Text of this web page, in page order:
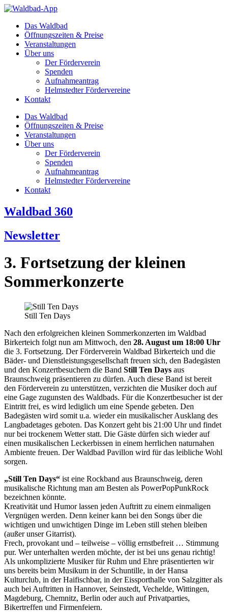
Zum
springenDas Waldbad
Öffnungszeiten & Preise
Veranstaltungen
Über uns
Der Förderverein
Spenden
Aufnahmeantrag
Helmstedter Fördervereine
Kontakt
Das Waldbad
Öffnungszeiten & Preise
Veranstaltungen
Über uns
Der Förderverein
Spenden
Aufnahmeantrag
Helmstedter Fördervereine
Kontakt
Waldbad 360
Newsletter
3. Fortsetzung der kleinen
Sommerkonzerte
Still Ten Days
Nach den erfolgreichen kleinen Sommerkonzerten im Waldbad
Birkerteich folgt nun am Mittwoch, den 28. August um 18:00 Uhr
die 3. Fortsetzung. Der Förderverein Waldbad Birkerteich und die
Bäder- und Dienstleistungsgesellschaft freuen sich, den Badegästen
und den Konzertbesuchern die Band Still Ten Days aus
Braunschweig präsentieren zu dürfen. Auch diese Band ist bereit
den Förderverein zu unterstützen, verzichten die Musiker doch auf
eine Gage zugunsten des Waldbads. Für die Konzertbesucher ist der
Eintritt frei, es wird lediglich um eine Spende gebeten. Den
Badegästen wird somit u.a. wieder ein musikalischer Ausklang des
Langbadetages geboten. Das Konzert geht bis 21:00 Uhr und findet
nur bei trockenem Wetter statt. Die Gäste dürfen sich wieder auf
einen musikalischen Leckerbissen in einem herrlichen naturnahen
Ambiente freuen. Der Waldbad Pavillon wird für das leibliche Wohl
sorgen.
„Still Ten Days“ ist eine Rockband aus Braunschweig, deren
musikalische Richtung man am Besten als PowerPopPunkRock
bezeichnen könnte.
Kreativität und Humor lassen jeden Auftritt zu einem einmaligen
Vergnügen werden. Denn keiner kann bei den Songs über die
wichtigen und unwichtigen Dinge im Leben still stehen bleiben
(außer unser Gitarrist).
Frech, provokant und – teilweise – völlig ernstbefreit … Stimmung
pur. Wer unterhalten werden möchte, der ist bei uns genau richtig!
Als unkomplizierte Musiker für Ruhm und Ehre präsentierten wir
uns bereits beim Musikum in der Schuntille, in der Hansa
Kulturclub, in der Haifischbar, in der Eissporthalle von Salzgitter als
auch bei Auftritten in Hannover, Seinstedt, Vechelde, Wittingen,
Magdeburg, Chemnitz, Berlin oder auch auf Privatparties,
Bikertreffen und Firmenfeiern.